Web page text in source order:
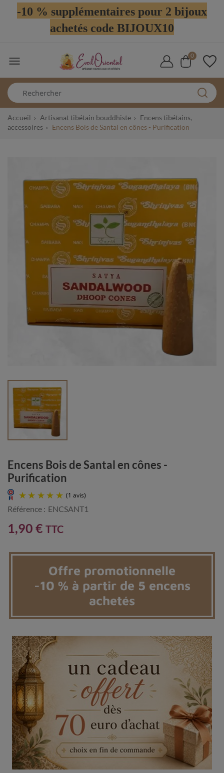
-10 % supplémentaires pour 2 bijoux
achetés code BIJOUX10
 0
Accueil Artisanat tibétain bouddhiste
Encens tibétains,
accessoires
Encens Bois de Santal en cônes - Purification
Encens Bois de Santal en cônes -
Purification
(1 avis)
Référence : ENCSANT1
1,90 € TTC
Offre promotionnelle
-10 % à partir de 5 encens
achetés